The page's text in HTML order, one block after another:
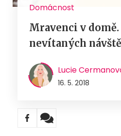
Domácnost
Mravenci v domě.
nevítaných
Lucie
16. 5. 2018